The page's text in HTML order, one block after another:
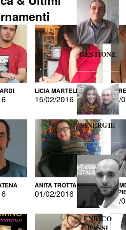
LICIA MARTELLI
15/02/2016 15/
ANITA TROTTA
01/02/2016 DI
15/
GESTIONE
SINERGIE
ENRICO
BASSI